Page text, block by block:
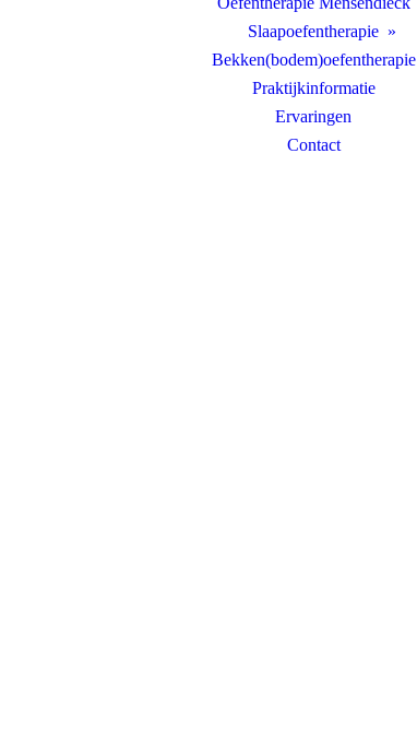
Slaapoefentherapie
Bekken(bodem)oefentherapie
Praktijkinformatie
Ervaringen
Contact